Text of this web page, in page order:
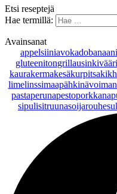
Etsi reseptejä
Hae termillä:
Avainsanat
appelsiiniavokadobanaani
gluteenitongrillausinkivääri
kaurakermakesäkurpitsa
limelinssimaapähkinävoi
pastaperunapestoporkkana
sipulisitruunasoijarouhe